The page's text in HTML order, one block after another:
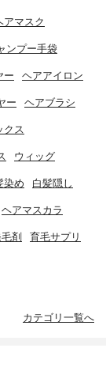
アマスク
ンプー手袋
ー ヘアアイロン
ー ヘアブラシ
クス
ウィッグ
染め 白髪隠し
ヘアマスカラ
剤 育毛サプリ
カテゴリ一覧へ